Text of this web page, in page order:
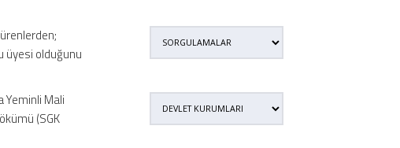
üyesi olduğunu
Mali
(SGK